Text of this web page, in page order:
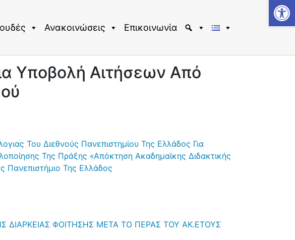
Ανακοινώσεις Επικοινωνία
Υποβολή Αιτήσεων Από
Του Διεθνούς Πανεπιστημίου Της Ελλάδος Για
Της Πράξης «Απόκτηση Ακαδημαϊκης Διδακτικής
Πανεπιστήμιο Της Ελλάδος
ΦΟΙΤΗΣΗΣ ΜΕΤΑ ΤΟ ΠΕΡΑΣ ΤΟΥ ΑΚ.ΕΤΟΥΣ